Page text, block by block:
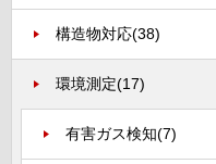
構造物対応(38)
環境測定(17)
有害ガス検知(7)